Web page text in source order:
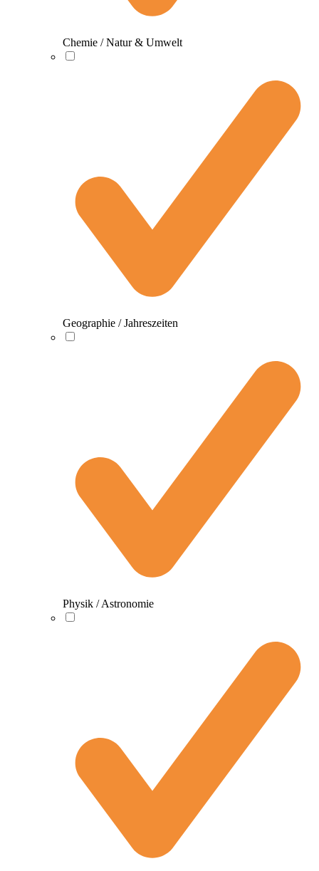
Chemie / Natur & Umwelt
Geographie / Jahreszeiten
Physik / Astronomie